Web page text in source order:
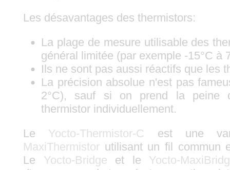
Les désavantages des thermistors:
La plage de mesure utilisable des
général limitée (par exemple -15°C à
Ils ne sont pas aussi réactifs que les
La précision absolue n'est pas
2°C), sauf si on prend la peine
thermistor individuellement.
Le Yocto-Thermistor-C est une
MaxiThermistor utilisant un fil commun
Le Yocto-Bridge et le Yocto-